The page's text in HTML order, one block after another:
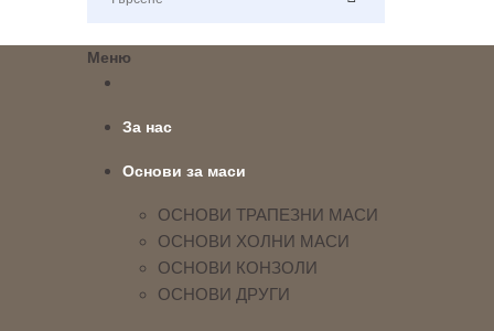
Меню
За нас
Основи за маси
ОСНОВИ ТРАПЕЗНИ МАСИ
ОСНОВИ ХОЛНИ МАСИ
ОСНОВИ КОНЗОЛИ
ОСНОВИ ДРУГИ